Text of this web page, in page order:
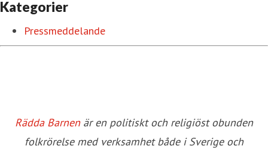
Kategorier
Pressmeddelande
Rädda Barnen är en politiskt och religiöst obunden
folkrörelse med verksamhet både i Sverige och